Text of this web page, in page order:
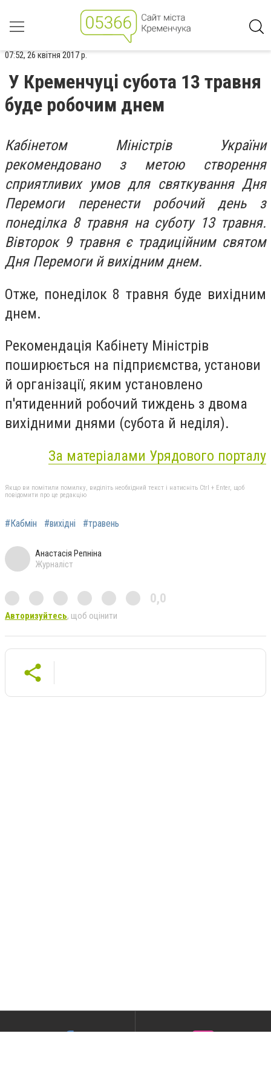
07:52, 26 квітня 2017 р.
У Кременчуці субота 13 травня
буде робочим днем
Кабінетом Міністрів України
рекомендовано з метою створення
сприятливих умов для святкування Дня
Перемоги перенести робочий день з
понеділка 8 травня на суботу 13 травня.
Вівторок 9 травня є традиційним святом
Дня Перемоги й вихідним днем.
Отже, понеділок 8 травня буде вихідним
днем.
Рекомендація Кабінету Міністрів
поширюється на підприємства, установи
й організації, яким установлено
п'ятиденний робочий тиждень з двома
вихідними днями (субота й неділя).
За матеріалами Урядового порталу
Якщо ви помітили помилку, виділіть необхідний текст і натисніть Ctrl + Enter, щоб
повідомити про це редакцію
#Кабмін #вихідні #травень
Анастасія Репніна
Журналіст
0,0
Авторизуйтесь, щоб оцінити